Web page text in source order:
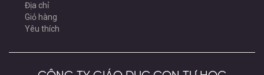
Địa chỉ
Giỏ hàng
Yêu thích